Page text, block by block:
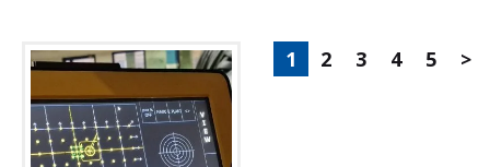
1 2 3 4 5 >